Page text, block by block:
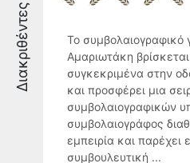
Διακριθέντες
Το συμβολαιογραφικό
Αμαριωτάκη
συγκεκριμένα στην
και προσφέρει μια
συμβολαιογραφικών
συμβολαιογράφος
εμπειρία και παρέχει
συμβουλευτική ...